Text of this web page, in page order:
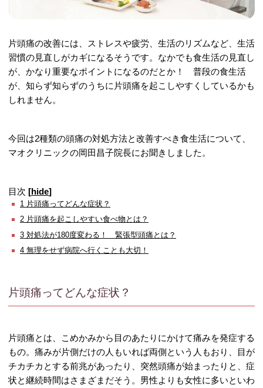
片頭痛の改善には、ストレスや疲労、生活のリズムなど、生活
習慣の見直しがカギになるそうです。なかでも食生活の見直し
が、かなり重要なポイントになるのだとか！ 普段の食生活
が、知らず知らずのうちに片頭痛を起こしやすくしているかも
しれません。
今回は2種類の頭痛の対処方法と改善すべき食生活について、
マオクリニックの岡田昌子院長にお聞きしました。
目次 [hide]
1 片頭痛ってどんな症状？
2 片頭痛を起こしやすい食べ物とは？
3 対処法が180度変わる！ 緊張型頭痛とは？
4 無理をせず病院へ行くことも大切！
片頭痛ってどんな症状？
片頭痛とは、こめかみから目のあたりにかけて痛みを発症する
もの。痛みが片側だけの人もいれば両側という人もおり、目が
チカチカとする前兆があったり、突然頭痛が始まったりと、症
状と継続時間はさまざまだそう。男性よりも女性に多いといわ